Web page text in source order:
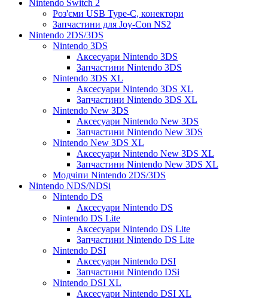
Nintendo Switch 2
Роз'єми USB Type-C, конектори
Запчастини для Joy-Con NS2
Nintendo 2DS/3DS
Nintendo 3DS
Аксесуари Nintendo 3DS
Запчастини Nintendo 3DS
Nintendo 3DS XL
Аксесуари Nintendo 3DS XL
Запчастини Nintendo 3DS XL
Nintendo New 3DS
Аксесуари Nintendo New 3DS
Запчастини Nintendo New 3DS
Nintendo New 3DS XL
Аксесуари Nintendo New 3DS XL
Запчастини Nintendo New 3DS XL
Модчіпи Nintendo 2DS/3DS
Nintendo NDS/NDSi
Nintendo DS
Аксесуари Nintendo DS
Nintendo DS Lite
Аксесуари Nintendo DS Lite
Запчастини Nintendo DS Lite
Nintendo DSI
Аксесуари Nintendo DSI
Запчастини Nintendo DSi
Nintendo DSI XL
Аксесуари Nintendo DSI XL